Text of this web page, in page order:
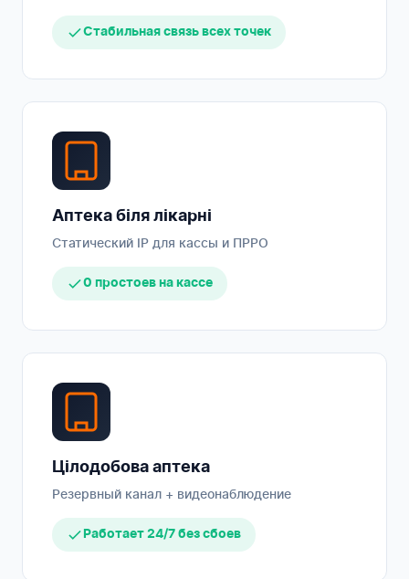
Стабильная связь всех точек
Аптека біля лікарні
Статический IP для кассы и ПРРО
0 простоев на кассе
Цілодобова аптека
Резервный канал + видеонаблюдение
Работает 24/7 без сбоев